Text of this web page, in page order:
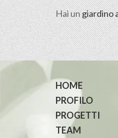
Hai ungiardino
HOME
PROFILO
PROGETTI
TEAM